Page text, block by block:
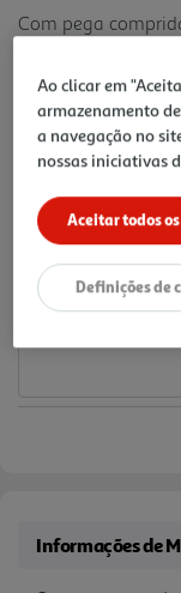
Com pega
18.99 €/un
18,99 €
Notas de preparação
Informações de
Ao clicar em
armazenamento
a navegação no
nossas iniciativas
Aceitar todos
Definições de